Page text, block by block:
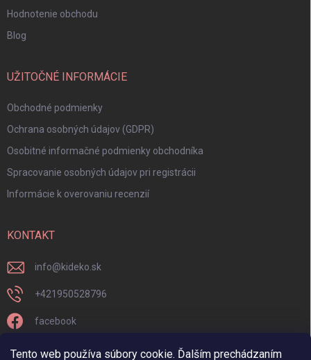
Tento web používa súbory cookie. Ďalším prechádzaním
Hodnotenie obchodu
Blog
UŽITOČNÉ INFORMÁCIE
Obchodné podmienky
Ochrana osobných údajov (GDPR)
Osobitné informačné podmienky obchodníka
Spracovanie osobných údajov pri registrácii
Informácie k overovaniu recenzií
KONTAKT
info@kideko.sk
+421950528796
facebook
kideko.sk/